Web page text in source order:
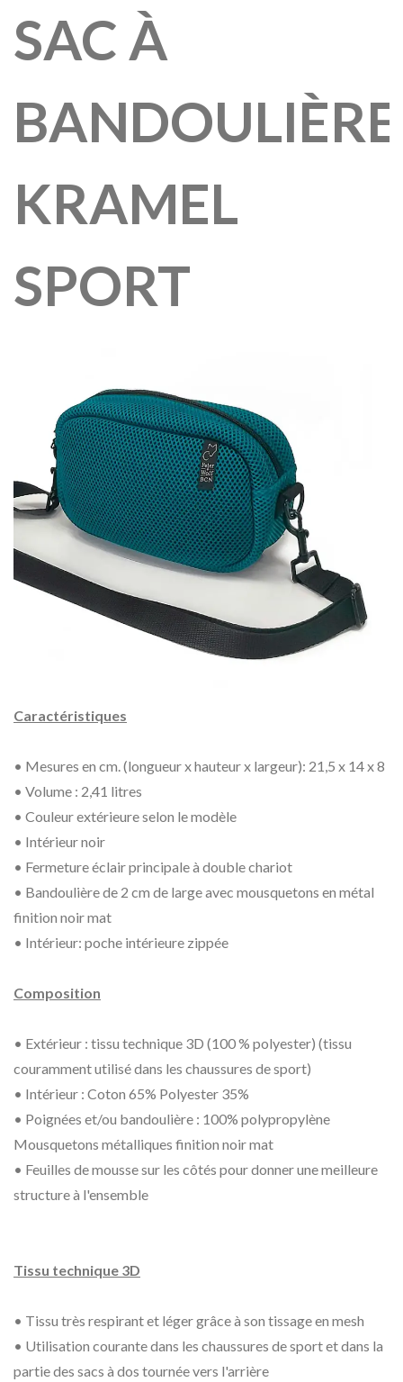
SAC À
BANDOULIÈRE
KRAMEL
SPORT
Caractéristiques
• Mesures en cm. (longueur x hauteur x largeur): 21,5 x 14 x 8
• Volume : 2,41 litres
• Couleur extérieure selon le modèle
• Intérieur noir
• Fermeture éclair principale à double chariot
• Bandoulière de 2 cm de large avec mousquetons en métal
finition noir mat
• Intérieur: poche intérieure zippée
Composition
• Extérieur : tissu technique 3D (100 % polyester) (tissu
couramment utilisé dans les chaussures de sport)
• Intérieur : Coton 65% Polyester 35%
• Poignées et/ou bandoulière : 100% polypropylène
Mousquetons métalliques finition noir mat
• Feuilles de mousse sur les côtés pour donner une meilleure
structure à l'ensemble
Tissu technique 3D
• Tissu très respirant et léger grâce à son tissage en mesh
• Utilisation courante dans les chaussures de sport et dans la
partie des sacs à dos tournée vers l'arrière